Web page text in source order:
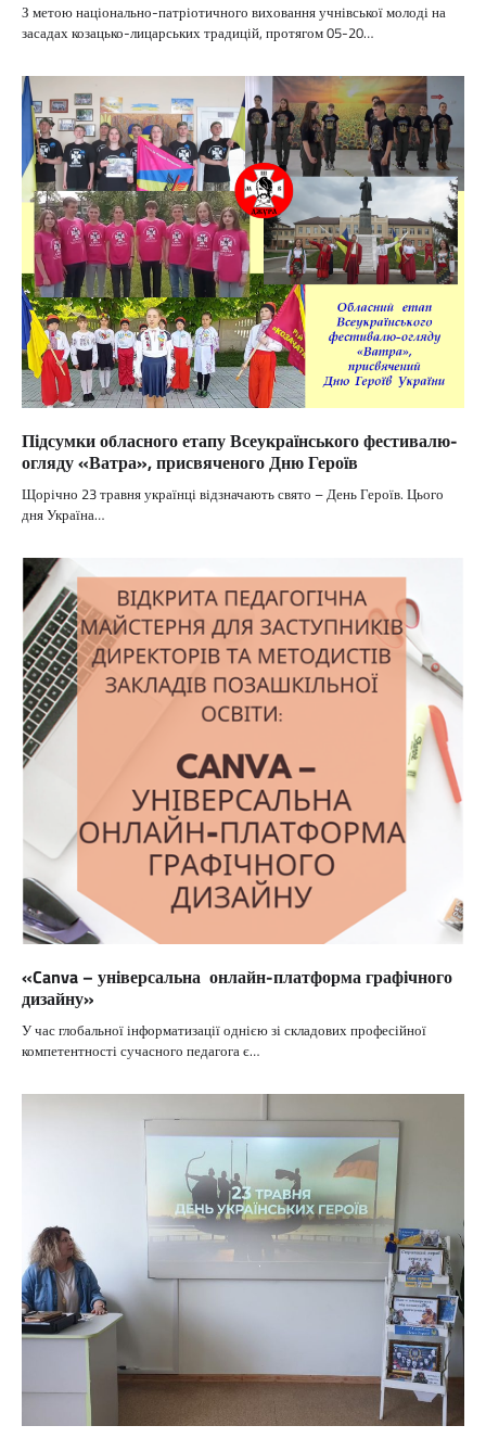
З метою національно-патріотичного виховання учнівської молоді на
засадах козацько-лицарських традицій, протягом 05-20…
Підсумки обласного етапу Всеукраїнського фестивалю-
огляду «Ватра», присвяченого Дню Героїв
Щорічно 23 травня українці відзначають свято – День Героїв. Цього
дня Україна…
«Canva – універсальна онлайн-платформа графічного
дизайну»
У час глобальної інформатизації однією зі складових професійної
компетентності сучасного педагога є…